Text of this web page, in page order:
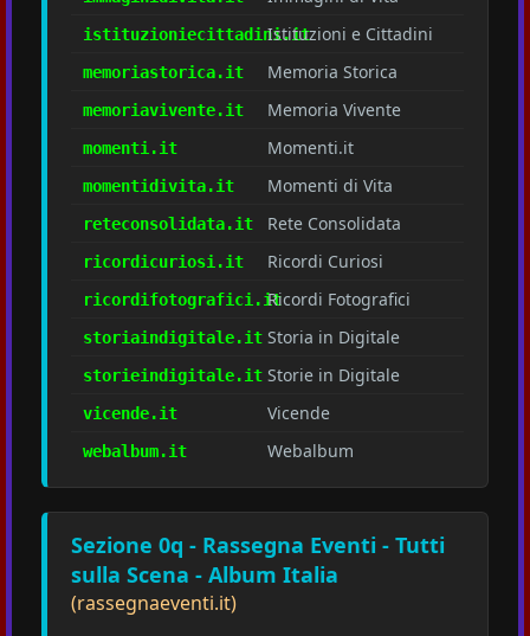
istituzioniecittadini.itIstituzioni e Cittadini
memoriastorica.it Memoria Storica
memoriavivente.it Memoria Vivente
momenti.it Momenti.it
momentidivita.it Momenti di Vita
reteconsolidata.it Rete Consolidata
ricordicuriosi.it Ricordi Curiosi
ricordifotografici.itRicordi Fotografici
storiaindigitale.it Storia in Digitale
storieindigitale.it Storie in Digitale
vicende.it Vicende
webalbum.it Webalbum
Sezione 0q - Rassegna Eventi - Tutti
sulla Scena - Album Italia
(rassegnaeventi.it)